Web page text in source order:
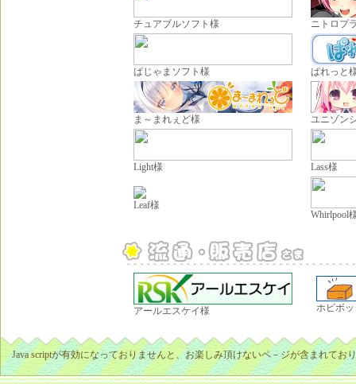
チュアブルソフト様 ニトロプ
ぱじゃまソフト様 ぱれっと
ま～まれぇど様 ユニゾン
Light様 Lass様
Leaf様
Whirlpool
アールエスケイ様 ホビボ
Java scriptが有効になっておりませんと、お楽しみ頂けないペ－ジが含まれてお